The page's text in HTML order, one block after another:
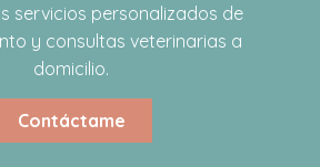
servicios personalizados de
y consultas veterinarias a
domicilio.
Contáctame